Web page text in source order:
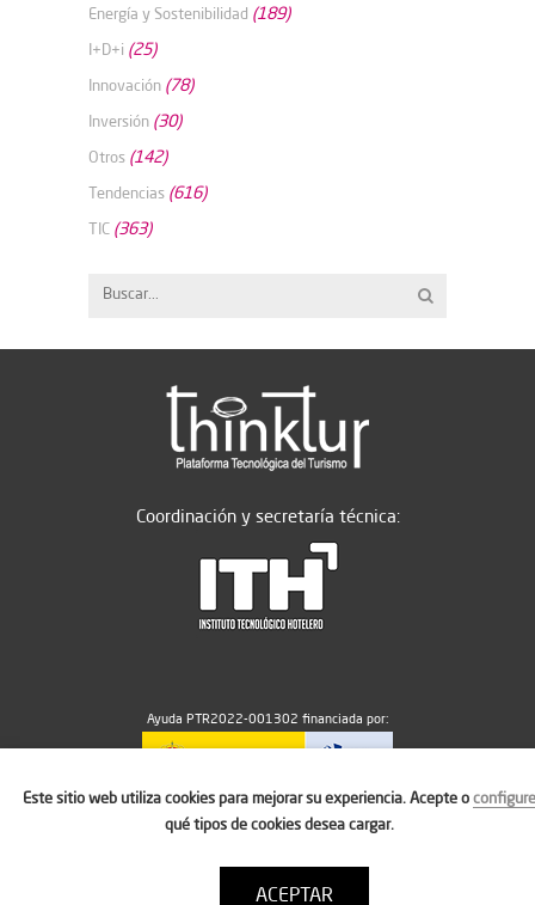
Energía y Sostenibilidad (189)
I+D+i (25)
Innovación (78)
Inversión (30)
Otros (142)
Tendencias (616)
TIC (363)
Coordinación y secretaría técnica:
Ayuda PTR2022-001302 financiada por:
MICIU/AEI/10.13039/501100011033
Este sitio web utiliza cookies para mejorar su experiencia. Acepte oconfigure
qué tipos de cookies desea cargar.
ACEPTAR